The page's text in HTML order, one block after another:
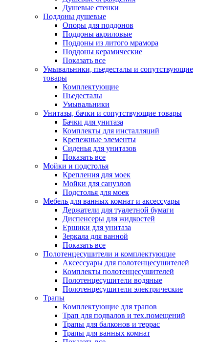
Душевые стенки
Поддоны душевые
Опоры для поддонов
Поддоны акриловые
Поддоны из литого мрамора
Поддоны керамические
Показать все
Умывальники, пьедесталы и сопутствующие
товары
Комплектующие
Пьедесталы
Умывальники
Унитазы, бачки и сопутствующие товары
Бачки для унитаза
Комплекты для инсталляций
Крепежные элементы
Сиденья для унитазов
Показать все
Мойки и подстолья
Крепления для моек
Мойки для санузлов
Подстолья для моек
Мебель для ванных комнат и аксессуары
Держатели для туалетной бумаги
Диспенсеры для жидкостей
Ершики для унитаза
Зеркала для ванной
Показать все
Полотенцесушители и комплектующие
Аксессуары для полотенцесушителей
Комплекты полотенцесушителей
Полотенцесушители водяные
Полотенцесушители электрические
Трапы
Комплектующие для трапов
Трап для подвалов и тех.помещений
Трапы для балконов и террас
Трапы для ванных комнат